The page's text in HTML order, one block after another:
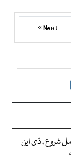
Next »
شروع ، ڈی این